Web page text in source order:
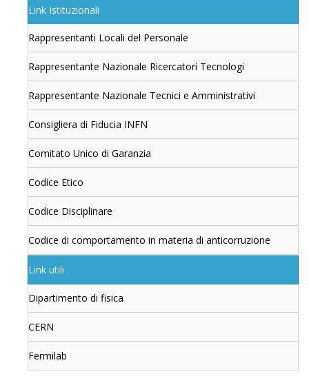
Link Istituzionali
Rappresentanti Locali del Personale
Rappresentante Nazionale Ricercatori Tecnologi
Rappresentante Nazionale Tecnici e Amministrativi
Consigliera di Fiducia INFN
Comitato Unico di Garanzia
Codice Etico
Codice Disciplinare
Codice di comportamento in materia di anticorruzione
Link utili
Dipartimento di fisica
CERN
Fermilab